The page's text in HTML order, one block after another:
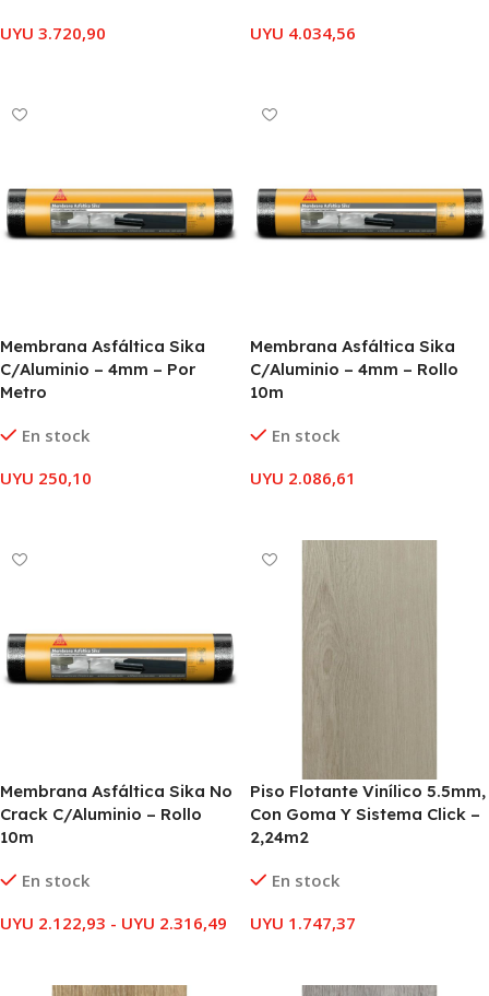
UYU 3.720,90
UYU 4.034,56
Membrana Asfáltica Sika
C/Aluminio – 4mm – Por
Metro
En stock
UYU 250,10
Membrana Asfáltica Sika
C/Aluminio – 4mm – Rollo
10m
En stock
UYU 2.086,61
Membrana Asfáltica Sika No
Crack C/Aluminio – Rollo
10m
En stock
UYU 2.122,93 - UYU 2.316,49
Piso Flotante Vinílico 5.5mm,
Con Goma Y Sistema Click –
2,24m2
En stock
UYU 1.747,37